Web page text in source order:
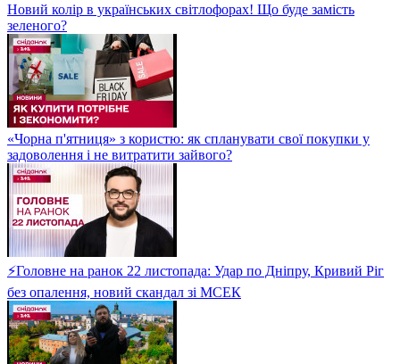
Новий колір в українських світлофорах! Що буде замість
зеленого?
«Чорна п'ятниця» з користю: як спланувати свої покупки у
задоволення і не витратити зайвого?
⚡Головне на ранок 22 листопада: Удар по Дніпру, Кривий Ріг
без опалення, новий скандал зі МСЕК